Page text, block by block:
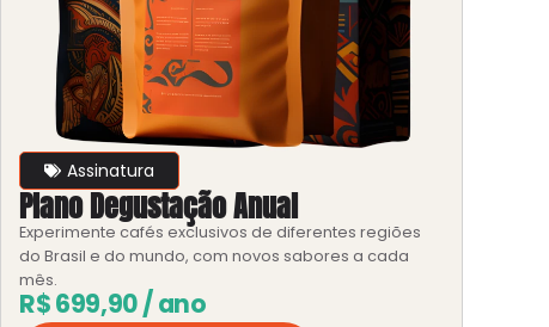
Assinatura
Plano Degustação Anual
Experimente cafés exclusivos de diferentes regiões
do Brasil e do mundo, com novos sabores a cada
mês.
R$699,90/ ano